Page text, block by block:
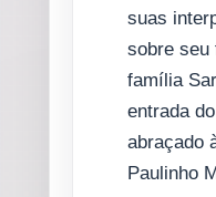
suas
sobre seu
família
entrada
abraçado
Paulinho